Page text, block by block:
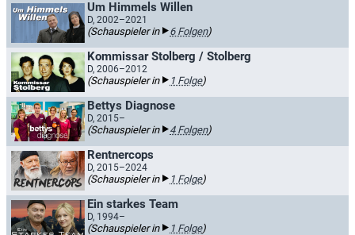
Um Himmels Willen
D, 2002–2021
(Schauspieler in 6 Folgen)
Kommissar Stolberg / Stolberg
D, 2006–2012
(Schauspieler in 1 Folge)
Bettys Diagnose
D, 2015–
(Schauspieler in 4 Folgen)
Rentnercops
D, 2015–2024
(Schauspieler in 1 Folge)
Ein starkes Team
D, 1994–
(Schauspieler in 1 Folge)